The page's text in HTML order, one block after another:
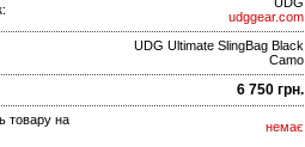
udggear.com
UDG Ultimate SlingBag Black
Camo
6 750 грн.
товару на
немає